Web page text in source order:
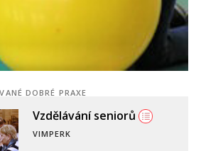
DOBRÉ PRAXE
Školková fóra -
participace s nejmenšími